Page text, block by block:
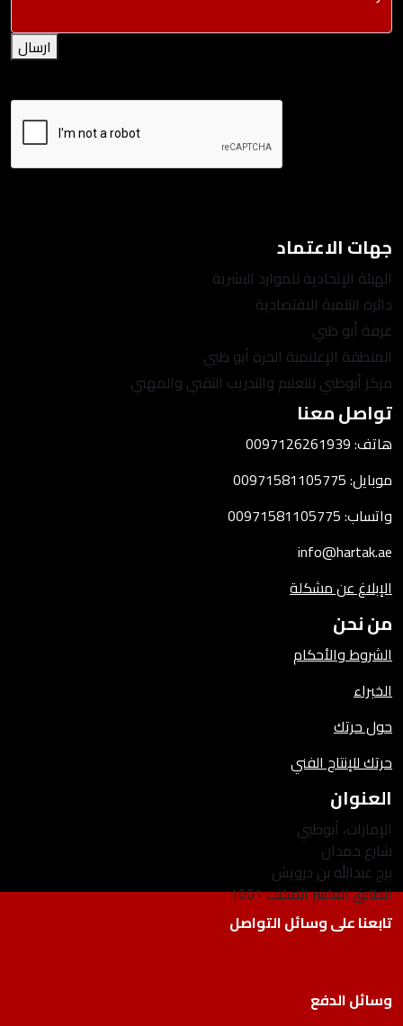
ارسال
جهات الاعتماد
الهيئة الإتحادية للموارد البشرية
دائرة التنمية الاقتصادية
غرفة أبو ظبي
المنطقة الإعلامية الحرة أبو ظبي
مركز أبوظبي للتعليم والتدريب التقني والمهني
تواصل معنا
هاتف: 0097126261939
موبايل: 00971581105775
واتساب: 00971581105775
info@hartak.ae
الإبلاغ عن مشكلة
من نحن
الشروط والأحكام
الخبراء
حول حرتك
حرتك للإنتاج الفني
العنوان
الإمارات، أبوظبي
شارع حمدان
برج عبدالله بن درويش
الطابق العاشر المكتب 1001
تابعنا على وسائل التواصل
وسائل الدفع